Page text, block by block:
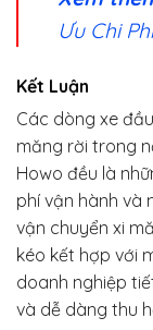
Ưu Chi
Kết Luận
Các dòng xe
măng rời trong
Howo đều là
phí vận hành và
vận chuyển xi
kéo kết hợp với
doanh nghiệp
và dễ dàng thu